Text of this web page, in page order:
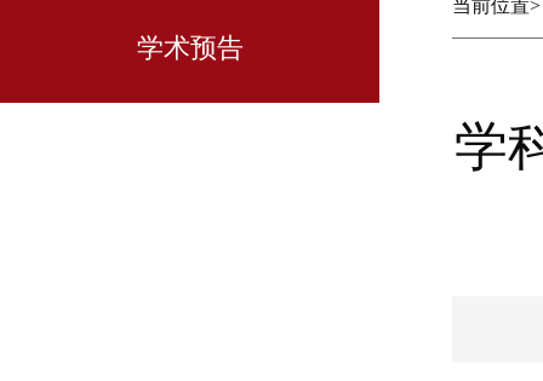
学术预告
当前位置
学